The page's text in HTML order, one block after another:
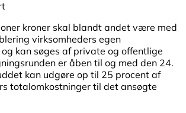
kroner skal blandt andet være med
virksomheders egen
kan søges af private og offentlige
er åben til og med den 24.
kan udgøre op til 25 procent af
totalomkostninger til det ansøgte